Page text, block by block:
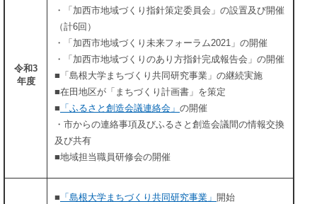
令和3
年度
・「加西市地域づくり指針策定委員会」の設置及び開催
（計6回）
・「加西市地域づくり未来フォーラム2021」の開催
・「加西市地域づくりのあり方指針完成報告会」の開催
■「島根大学まちづくり共同研究事業」の継続実施
■在田地区が「まちづくり計画書」を策定
■ 「ふるさと創造会議連絡会」 の開催
・市からの連絡事項及びふるさと創造会議間の情報交換
及び共有
​■地域担当職員研修会の開催
■ 「島根大学まちづくり共同研究事業」 開始